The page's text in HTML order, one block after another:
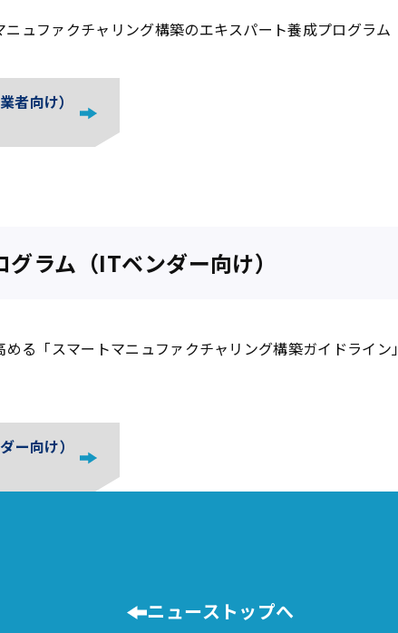
ュファクチャリング構築のエキスパート養成プログラム
者向け）
ラム（ITベンダー向け）
る「スマートマニュファクチャリング構築ガイドライン」
ー向け）
ニューストップへ